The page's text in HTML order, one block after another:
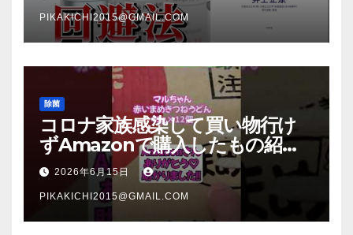
PIKAKICHI2015@GMAIL.COM
除菌
コロナ家族感染して買い物行け
ずAmazonで購入したもの紹
介 #Shorts
2026年6月15日
PIKAKICHI2015@GMAIL.COM